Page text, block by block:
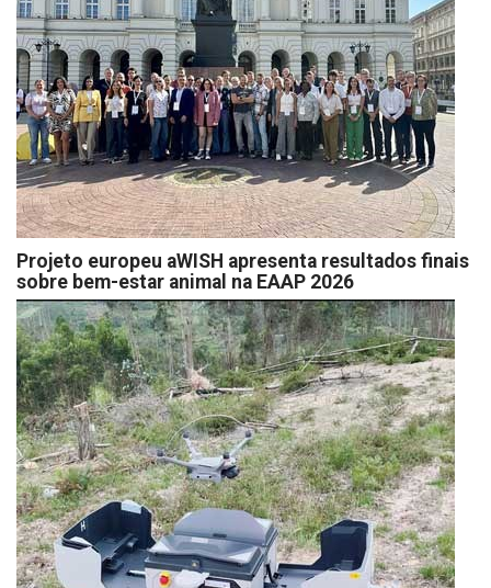
Projeto europeu aWISH apresenta resultados finais
sobre bem-estar animal na EAAP 2026